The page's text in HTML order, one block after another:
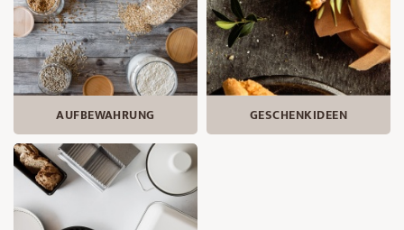
AUFBEWAHRUNG GESCHENKIDEEN